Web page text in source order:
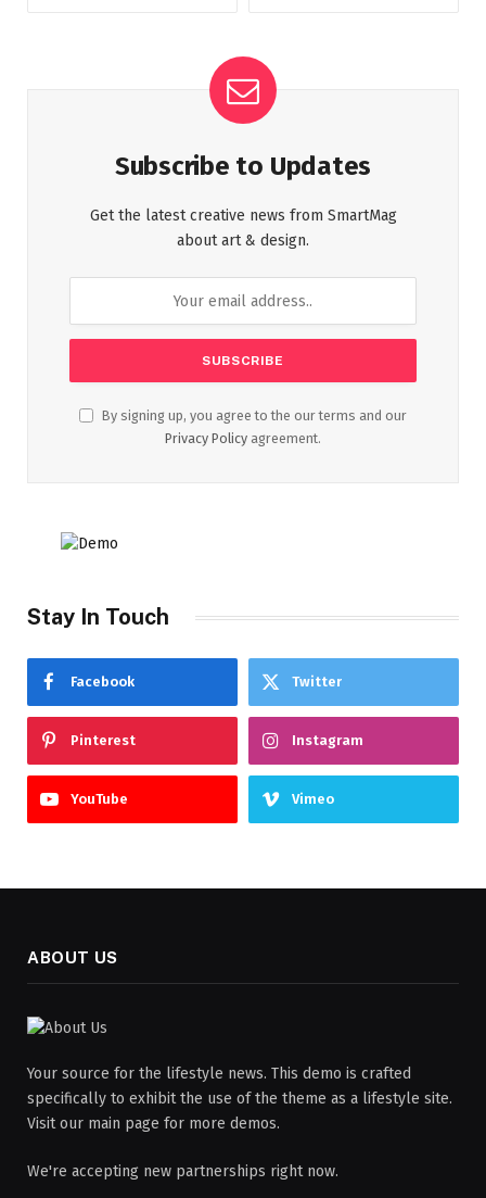
Subscribe to Updates
Get the latest creative news from SmartMag
about art & design.
By signing up, you agree to the our terms and our
Privacy Policy agreement.
Stay In Touch
Facebook Twitter
Pinterest Instagram
YouTube Vimeo
ABOUT US
Your source for the lifestyle news. This demo is crafted
specifically to exhibit the use of the theme as a lifestyle site.
Visit our main page for more demos.
We're accepting new partnerships right now.